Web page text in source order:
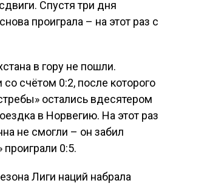
Спустя три дня
проиграла – на этот раз с
в гору не пошли.
счётом 0:2, после которого
остались вдесятером
в Норвегию. На этот раз
не смогли – он забил
0:5.
Лиги наций набрала